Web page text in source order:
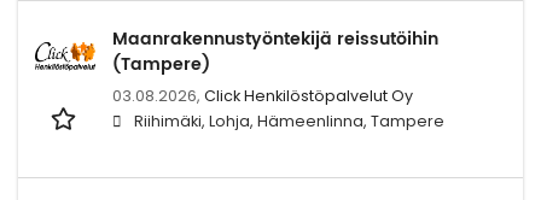
Maanrakennustyöntekijä reissutöihin
(Tampere)
03.08.2026, Click Henkilöstöpalvelut Oy
Riihimäki, Lohja, Hämeenlinna, Tampere